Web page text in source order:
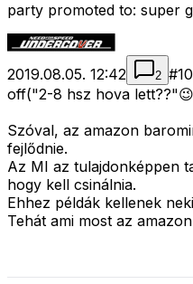
party promoted to: super
2019.08.05. 12:42 2 #10
off("2-8 hsz hova
Szóval, az amazon
fejlődnie.
Az MI az tulajdonképpen
hogy kell csinálnia.
Ehhez példák kellenek
Tehát ami most az